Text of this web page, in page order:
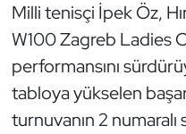
Milli tenisçi İpek Öz,
W100 Zagreb Ladies
performansını
tabloya yükselen
turnuvanın 2
Eskrim
Futbol